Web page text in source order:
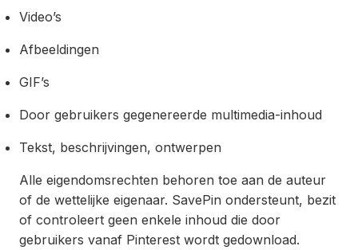
Video’s
Afbeeldingen
GIF’s
Door gebruikers gegenereerde multimedia-inhoud
Tekst, beschrijvingen, ontwerpen
Alle eigendomsrechten behoren toe aan de auteur
of de wettelijke eigenaar. SavePin ondersteunt, bezit
of controleert geen enkele inhoud die door
gebruikers vanaf Pinterest wordt gedownload.